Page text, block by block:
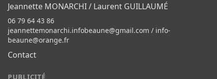
Jeannette MONARCHI / Laurent GUILLAUMÉ
06 79 64 43 86
jeannettemonarchi.infobeaune@gmail.com / info-
beaune@orange.fr
Contact
PUBLICITÉ